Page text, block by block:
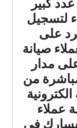
كبير
لتسجيل
على
صيانة
مدار
من
عملاء
في